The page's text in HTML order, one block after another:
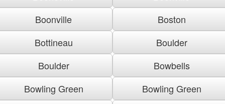
Boonville
Boston
Bottineau
Boulder
Boulder
Bowbells
Bowling Green
Bowling Green